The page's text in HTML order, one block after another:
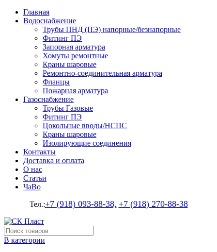
Главная
Водоснабжение
Трубы ПНД (ПЭ) напорные/безнапорные
Фитинг ПЭ
Запорная арматура
Хомуты ремонтные
Краны шаровые
Ремонтно-соединительная арматура
Фланцы
Пожарная арматура
Газоснабжение
Трубы Газовые
Фитинг ПЭ
Цокольные вводы/НСПС
Краны шаровые
Изолирующие соединения
Контакты
Доставка и оплата
О нас
Статьи
ЧаВо
Тел.:+7 (918) 093-88-38, +7 (918) 270-88-38
В категории